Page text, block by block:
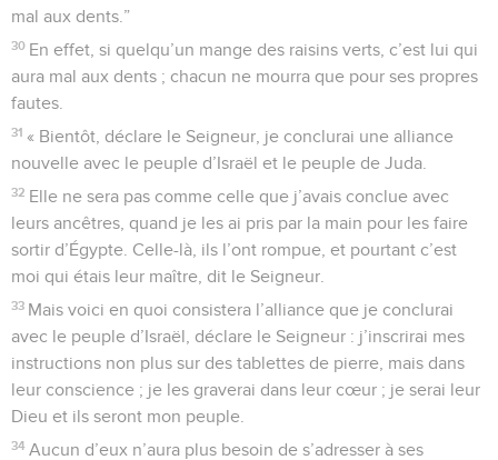
mal aux dents.”
30 En effet, si quelqu’un mange des raisins verts, c’est lui qui
aura mal aux dents ; chacun ne mourra que pour ses propres
fautes.
31 « Bientôt, déclare le Seigneur, je conclurai une alliance
nouvelle avec le peuple d’Israël et le peuple de Juda.
32 Elle ne sera pas comme celle que j’avais conclue avec
leurs ancêtres, quand je les ai pris par la main pour les faire
sortir d’Égypte. Celle-là, ils l’ont rompue, et pourtant c’est
moi qui étais leur maître, dit le Seigneur.
33 Mais voici en quoi consistera l’alliance que je conclurai
avec le peuple d’Israël, déclare le Seigneur : j’inscrirai mes
instructions non plus sur des tablettes de pierre, mais dans
leur conscience ; je les graverai dans leur cœur ; je serai leur
Dieu et ils seront mon peuple.
34 Aucun d’eux n’aura plus besoin de s’adresser à ses